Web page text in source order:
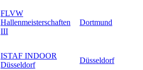
FLVW
Hallenmeisterschaften
III
Dortmund
ISTAF INDOOR
Düsseldorf
Düsseldorf